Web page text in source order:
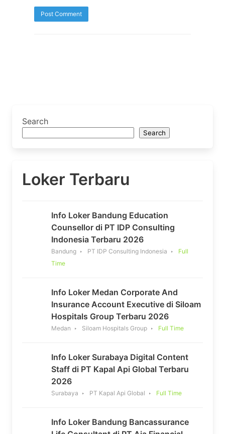
Search
Search
Loker Terbaru
Info Loker Bandung Education
Counsellor di PT IDP Consulting
Indonesia Terbaru 2026
Bandung PT IDP Consulting Indonesia
Full
Time
Info Loker Medan Corporate And
Insurance Account Executive di Siloam
Hospitals Group Terbaru 2026
Medan Siloam Hospitals Group Full Time
Info Loker Surabaya Digital Content
Staff di PT Kapal Api Global Terbaru
2026
Surabaya PT Kapal Api Global Full Time
Info Loker Bandung Bancassurance